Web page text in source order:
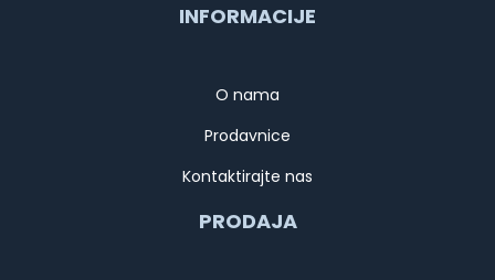
INFORMACIJE
O nama
Prodavnice
Kontaktirajte nas
PRODAJA